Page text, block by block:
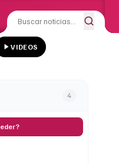
VIDEOS
4